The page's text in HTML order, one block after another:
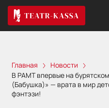
Главная
Новости
В РАМТ впервые на
(Бабушка)» — врата в мир
фэнтэзи!